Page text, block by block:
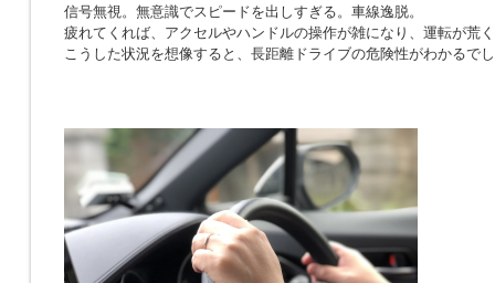
信号無視。無意識でスピードを出しすぎる。車線逸脱。
疲れてくれば、アクセルやハンドルの操作が雑になり、運転が荒
こうした状況を想像すると、長距離ドライブの危険性がわかるで